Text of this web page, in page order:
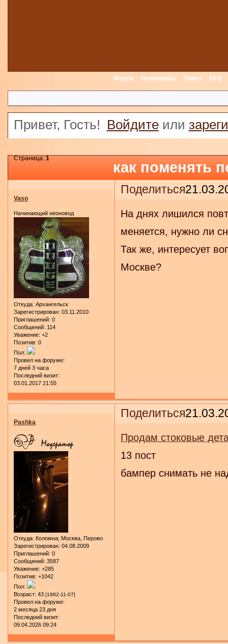
Форум Неоноводы Поиск FAQ
Привет, Гость! Войдитеили
как поменять
Страница:1
Поделиться
Vaso
Начинающий неоновод
Откуда: Архангельск
Зарегистрирован: 03.11.2010
Приглашений: 0
Сообщений: 114
Уважение: +2
Позитив: 0
Пол:
Провел на форуме:
7 дней 3 часа
Последний визит:
03.01.2017 21:55
На днях лишился
меняется, нужно ли
Так же, интересует
Москве?
Поделиться
Pashka
Откуда: Коломна; Москва, Перово
Зарегистрирован: 04.08.2009
Приглашений: 0
Сообщений: 3587
Уважение: +285
Позитив: +1042
Пол:
Возраст: 43 [1982-11-07]
Провел на форуме:
2 месяца 23 дня
Последний визит:
09.04.2026 09:24
Продам стоковые
13 пост
бампер снимать не